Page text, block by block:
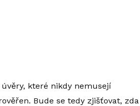
které nikdy nemusejí
Bude se tedy zjišťovat, zda